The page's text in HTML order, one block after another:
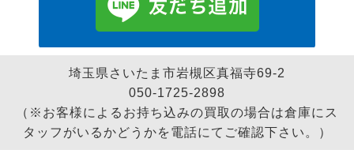
埼玉県さいたま市岩槻区真福寺69-2
050-1725-2898
（※お客様によるお持ち込みの買取の場合は倉庫にス
タッフがいるかどうかを電話にてご確認下さい。）